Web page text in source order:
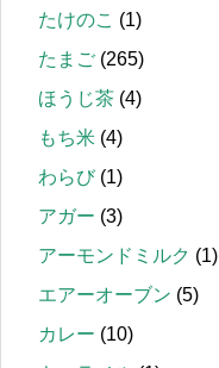
たけのこ (1)
たまご (265)
ほうじ茶 (4)
もち米 (4)
わらび(1)
アガー (3)
アーモンドミルク (1)
エアーオーブン (5)
カレー (10)